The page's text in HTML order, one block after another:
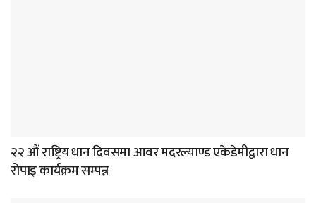
२२ औं राष्ट्रिय धान दिवसमा आवर मदरल्याण्ड एकेडेमीद्वारा धान
रोपाइ कार्यक्रम सम्पन्न